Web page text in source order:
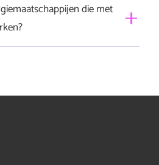
die met
de impact die we kunnen